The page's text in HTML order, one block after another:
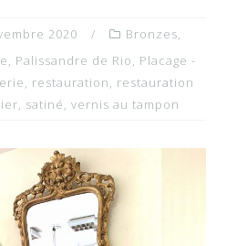
2020 Bronzes,
, Palissandre de Rio, Placage -
, restauration, restauration
, satiné, vernis au tampon